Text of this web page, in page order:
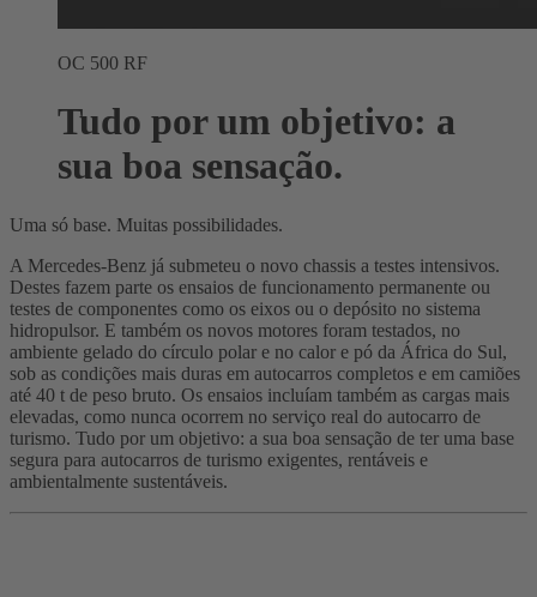
OC 500 RF
Tudo por um objetivo: a
sua boa sensação.
Uma só base. Muitas possibilidades.
A Mercedes-Benz já submeteu o novo chassis a testes intensivos.
Destes fazem parte os ensaios de funcionamento permanente ou
testes de componentes como os eixos ou o depósito no sistema
hidropulsor. E também os novos motores foram testados, no
ambiente gelado do círculo polar e no calor e pó da África do Sul,
sob as condições mais duras em autocarros completos e em camiões
até 40 t de peso bruto. Os ensaios incluíam também as cargas mais
elevadas, como nunca ocorrem no serviço real do autocarro de
turismo. Tudo por um objetivo: a sua boa sensação de ter uma base
segura para autocarros de turismo exigentes, rentáveis e
ambientalmente sustentáveis.